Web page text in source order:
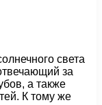
света
за
а также
К тому же